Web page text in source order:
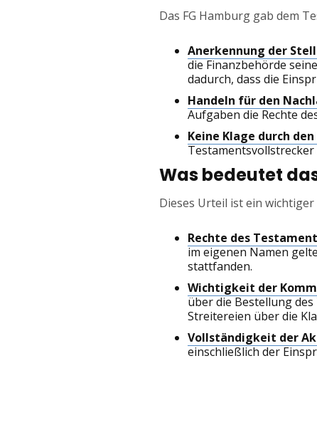
Das FG Hamburg gab dem
Anerkennung der
die Finanzbehörde
dadurch, dass die
Handeln für den
Aufgaben die Rechte
Keine Klage durch den
Was bedeutet
Dieses Urteil ist ein
Rechte des
im eigenen Namen
stattfanden.
Wichtigkeit der
über die Bestellung
Streitereien über die
Vollständigkeit der
einschließlich der